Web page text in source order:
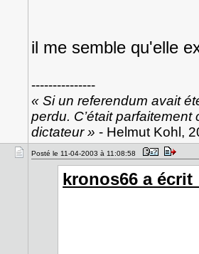
il me semble qu'elle
---------------
« Si un referendum avait
perdu. C’était parfaitement
dictateur » - Helmut Kohl,
Posté le 11-04-2003 à 11:08:58
kronos66 a écrit